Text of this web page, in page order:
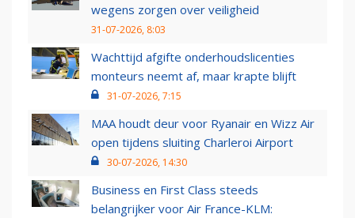
wegens zorgen over veiligheid
31-07-2026, 8:03
Wachttijd afgifte onderhoudslicenties
monteurs neemt af, maar krapte blijft
31-07-2026, 7:15
MAA houdt deur voor Ryanair en Wizz Air
open tijdens sluiting Charleroi Airport
30-07-2026, 14:30
Business en First Class steeds
belangrijker voor Air France-KLM: